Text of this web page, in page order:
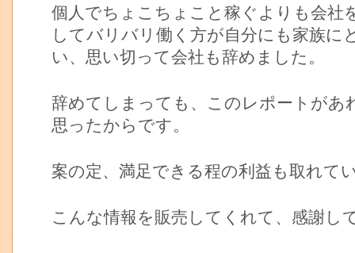
個人でちょこちょこと稼ぐよりも会社
してバリバリ働く方が自分にも家族に
い、思い切って会社も辞めました。
辞めてしまっても、このレポートがあ
思ったからです。
案の定、満足できる程の利益も取れて
こんな情報を販売してくれて、感謝し